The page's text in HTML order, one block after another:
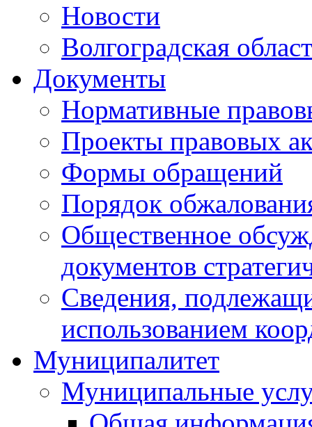
Новости
Волгоградская
Документы
Нормативные
Проекты правовых
Формы обращений
Порядок
Общественное
документов
Сведения,
использованием
Муниципалитет
Муниципальные